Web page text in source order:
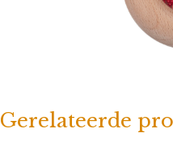
Gerelateerde